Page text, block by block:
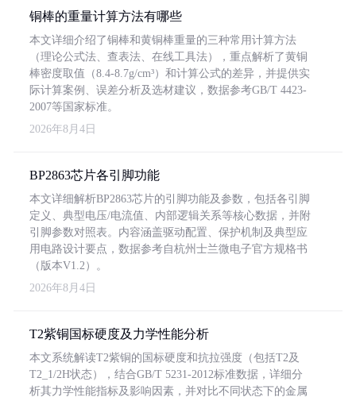
铜棒的重量计算方法有哪些
本文详细介绍了铜棒和黄铜棒重量的三种常用计算方法
（理论公式法、查表法、在线工具法），重点解析了黄铜
棒密度取值（8.4-8.7g/cm³）和计算公式的差异，并提供实
际计算案例、误差分析及选材建议，数据参考GB/T 4423-
2007等国家标准。
2026年8月4日
BP2863芯片各引脚功能
本文详细解析BP2863芯片的引脚功能及参数，包括各引脚
定义、典型电压/电流值、内部逻辑关系等核心数据，并附
引脚参数对照表。内容涵盖驱动配置、保护机制及典型应
用电路设计要点，数据参考自杭州士兰微电子官方规格书
（版本V1.2）。
2026年8月4日
T2紫铜国标硬度及力学性能分析
本文系统解读T2紫铜的国标硬度和抗拉强度（包括T2及
T2_1/2H状态），结合GB/T 5231-2012标准数据，详细分
析其力学性能指标及影响因素，并对比不同状态下的金属